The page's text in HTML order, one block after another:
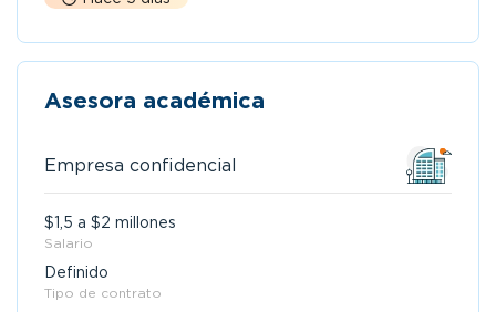
Asesora académica
Empresa confidencial
$1,5 a $2 millones
Salario
Definido
Tipo de contrato